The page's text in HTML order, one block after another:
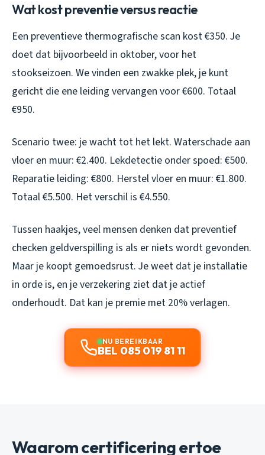
Wat kost preventie versus reactie
Een preventieve thermografische scan kost €350. Je
doet dat bijvoorbeeld in oktober, voor het
stookseizoen. We vinden een zwakke plek, je kunt
gericht die ene leiding vervangen voor €600. Totaal
€950.
Scenario twee: je wacht tot het lekt. Waterschade aan
vloer en muur: €2.400. Lekdetectie onder spoed: €500.
Reparatie leiding: €800. Herstel vloer en muur: €1.800.
Totaal €5.500. Het verschil is €4.550.
Tussen haakjes, veel mensen denken dat preventief
checken geldverspilling is als er niets wordt gevonden.
Maar je koopt gemoedsrust. Je weet dat je installatie
in orde is, en je verzekering ziet dat je actief
onderhoudt. Dat kan je premie met 20% verlagen.
NU BEREIKBAAR
BEL 085 019 81 11
Waarom certificering ertoe